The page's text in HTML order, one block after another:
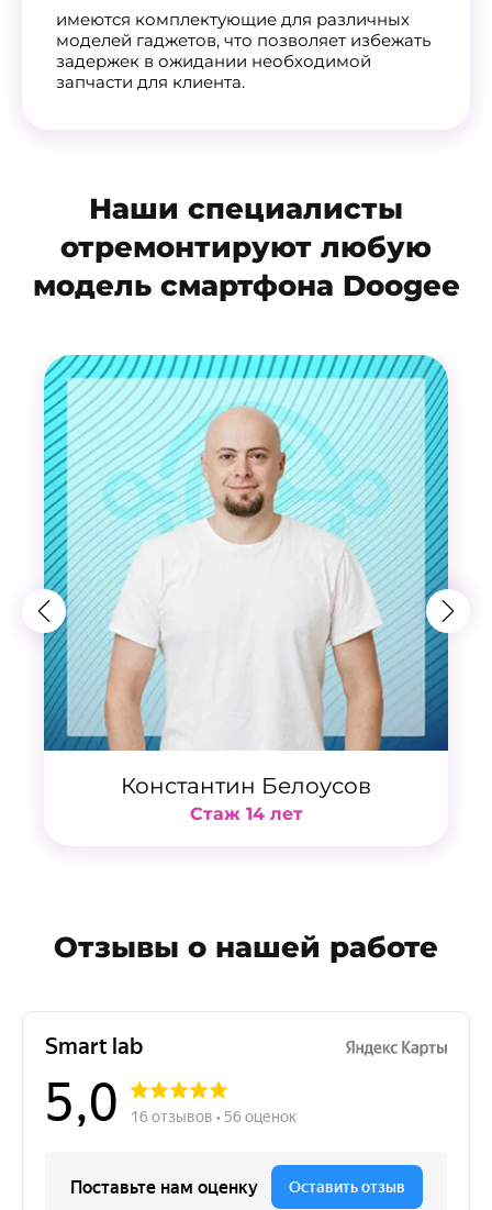
имеются комплектующие для различных
моделей гаджетов, что позволяет избежать
задержек в ожидании необходимой
запчасти для клиента.
Наши специалисты
отремонтируют любую
модель смартфона Doogee
Константин Белоусов
Стаж 14 лет
Отзывы о нашей работе